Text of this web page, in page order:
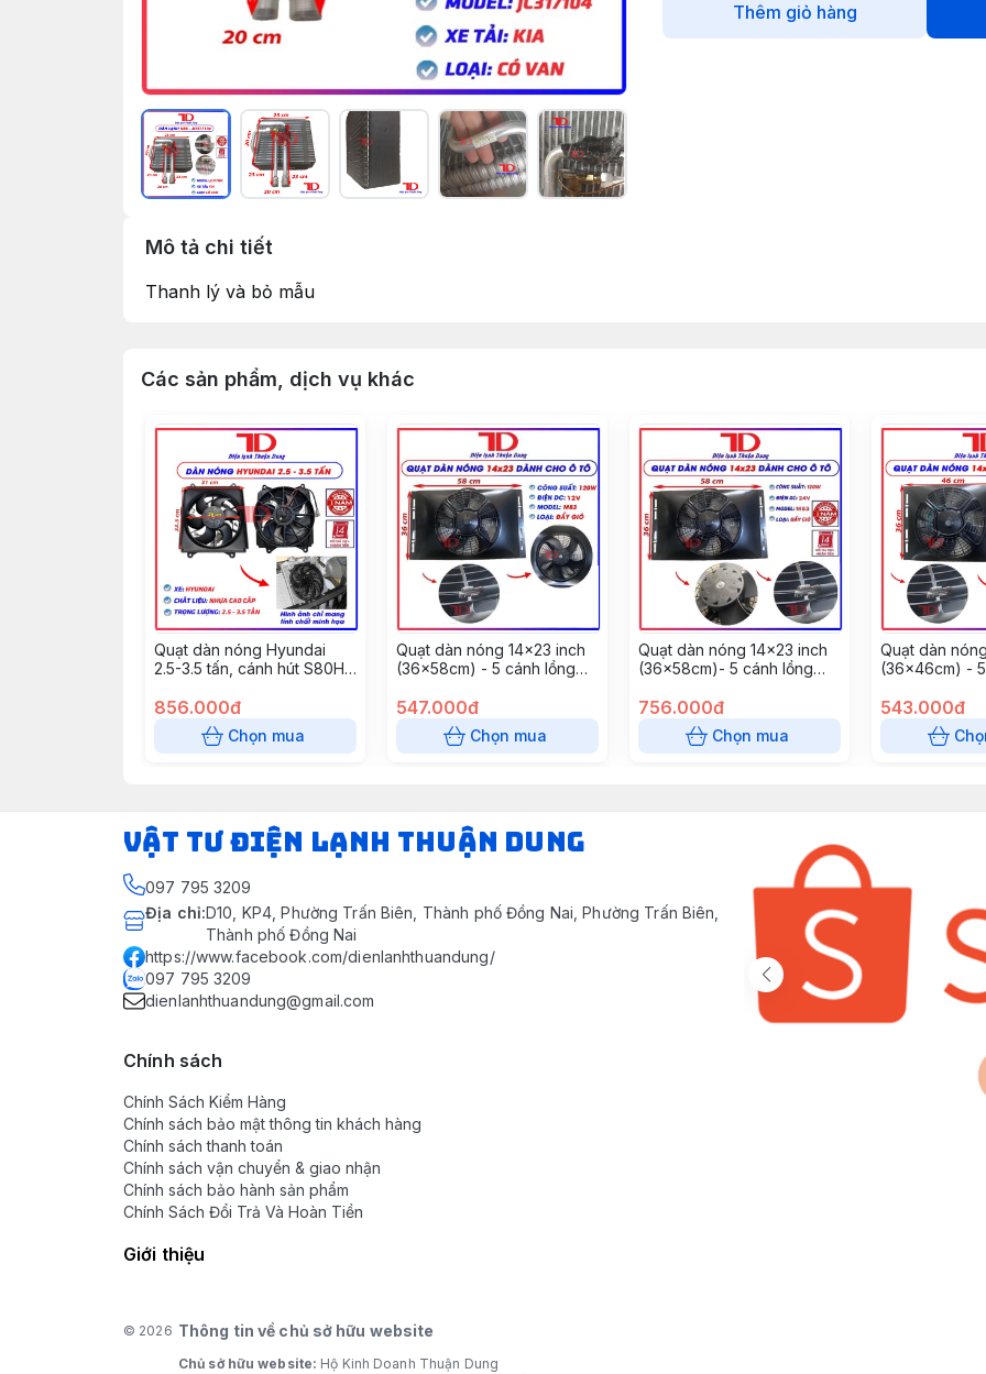
Thêm giỏ hàng
Mô tả chi tiết
Thanh lý và bỏ mẫu
Các sản phẩm, dịch vụ khác
Quạt dàn nóng Hyundai
2.5-3.5 tấn, cánh hút S80HD
YX81317
856.000đ
Chọn mua
Quạt dàn nóng 14x23 inch
(36x58cm) - 5 cánh lồng
12V Model M83 ( 5 cái/
thùng)
547.000đ
Chọn mua
Quạt dàn nóng 14x23 inch
(36x58cm)- 5 cánh lồng
24V Model M83 ( 5 cái/
thùng)
756.000đ
Chọn mua
Quạt dàn
(36x46cm) -
lồi 120W -
5 cái/ thùng)
543.000đ
VẬT TƯ ĐIỆN LẠNH THUẬN DUNG
097 795 3209
Địa chỉ:D10, KP4, Phường Trấn Biên, Thành phố Đồng Nai, Phường Trấn Biên,
Thành phố Đồng Nai
https://www.facebook.com/dienlanhthuandung/
097 795 3209
dienlanhthuandung@gmail.com
Chính sách
Chính Sách Kiểm Hàng
Chính sách bảo mật thông tin khách hàng
Chính sách thanh toán
Chính sách vận chuyển & giao nhận
Chính sách bảo hành sản phẩm
Chính Sách Đổi Trả Và Hoàn Tiền
Giới thiệu
© 2026 Thông tin về chủ sở hữu website
Chủ sở hữu website: Hộ Kinh Doanh Thuận Dung